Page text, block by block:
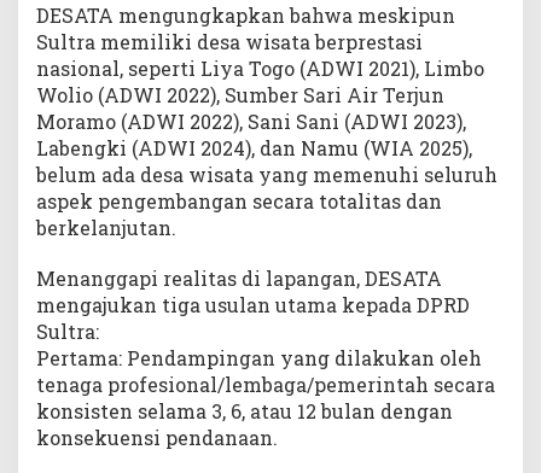
DESATA mengungkapkan bahwa meskipun
Sultra memiliki desa wisata berprestasi
nasional, seperti Liya Togo (ADWI 2021), Limbo
Wolio (ADWI 2022), Sumber Sari Air Terjun
Moramo (ADWI 2022), Sani Sani (ADWI 2023),
Labengki (ADWI 2024), dan Namu (WIA 2025),
belum ada desa wisata yang memenuhi seluruh
aspek pengembangan secara totalitas dan
berkelanjutan.
Menanggapi realitas di lapangan, DESATA
mengajukan tiga usulan utama kepada DPRD
Sultra:
Pertama: Pendampingan yang dilakukan oleh
tenaga profesional/lembaga/pemerintah secara
konsisten selama 3, 6, atau 12 bulan dengan
konsekuensi pendanaan.